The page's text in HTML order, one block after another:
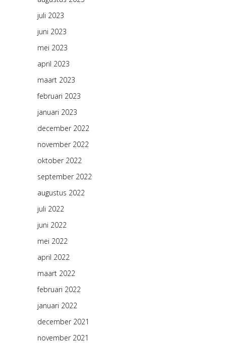
juli 2023
juni 2023
mei 2023
april 2023
maart 2023
februari 2023
januari 2023
december 2022
november 2022
oktober 2022
september 2022
augustus 2022
juli 2022
juni 2022
mei 2022
april 2022
maart 2022
februari 2022
januari 2022
december 2021
november 2021